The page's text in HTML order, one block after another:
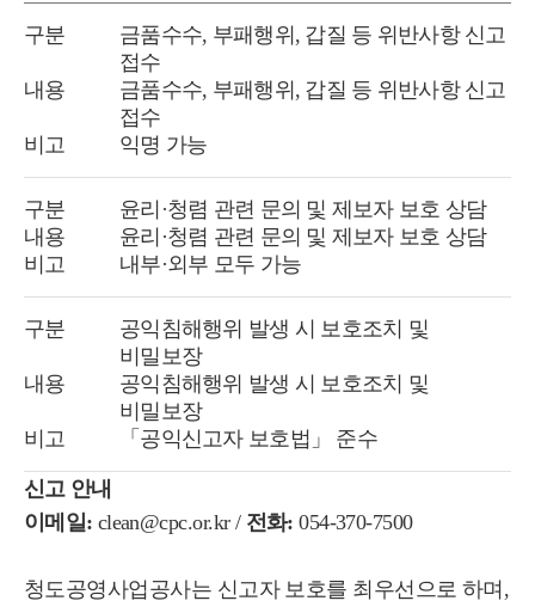
구분
금품수수, 부패행위, 갑질 등 위반사항 신고
접수
내용
금품수수, 부패행위, 갑질 등 위반사항 신고
접수
비고
익명 가능
구분
윤리·청렴 관련 문의 및 제보자 보호 상담
내용
윤리·청렴 관련 문의 및 제보자 보호 상담
비고
내부·외부 모두 가능
구분
공익침해행위 발생 시 보호조치 및
비밀보장
내용
공익침해행위 발생 시 보호조치 및
비밀보장
비고
「공익신고자 보호법」 준수
신고 안내
이메일: clean@cpc.or.kr / 전화: 054-370-7500
청도공영사업공사는 신고자 보호를 최우선으로 하며,